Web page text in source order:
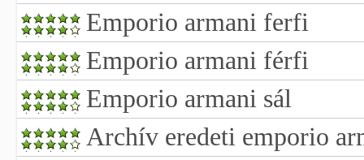
Emporio armani ferfi
Emporio armani férfi
Emporio armani sál
Archív eredeti emporio